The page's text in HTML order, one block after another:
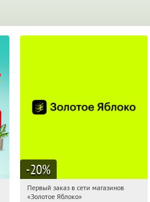
-20%
05:00:27
Получи первым!
Первый заказ в сети магазинов
«Золотое Яблоко»